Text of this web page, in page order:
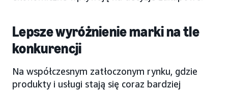
Lepsze wyróżnienie marki na tle
konkurencji
Na współczesnym zatłoczonym rynku, gdzie
produkty i usługi stają się coraz bardziej